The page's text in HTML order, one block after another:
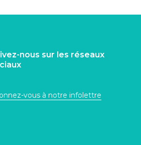
nous sur les réseaux
vous à notre infolettre